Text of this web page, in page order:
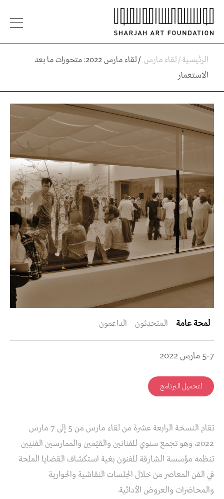
الرئيسية/لقاء مارس /
لقاء مارس 2022: متحورات ما بعد
الاستعمار
لمحة عامة المتحدثون الداعمون
تقام النسخة الرابعة عشرة من لقاء مارس من 5 إلى 7 مارس
2022، وهو تجمع سنوي للفنانين والقيّمين والممارسين الفنيين
تنظمه مؤسسة الشارقة للفنون بغية استكشاف القضايا الملحة
في الفن المعاصر من خلال الجلسات النقاشية والحوارية
والمحاضرات والعروض الأدائية.
5-7 مارس 2022
لتحميل البرنامج